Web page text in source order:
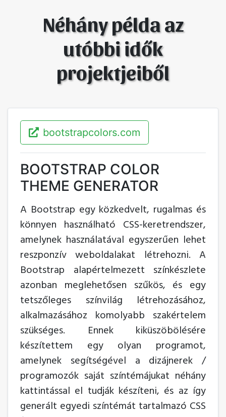
Néhány példa az
utóbbi idők
projektjeiből
bootstrapcolors.com
BOOTSTRAP COLOR
THEME GENERATOR
A Bootstrap egy közkedvelt, rugalmas és
könnyen használható CSS-keretrendszer,
amelynek használatával egyszerűen lehet
reszponzív weboldalakat létrehozni. A
Bootstrap alapértelmezett színkészlete
azonban meglehetősen szűkös, és egy
tetszőleges színvilág létrehozásához,
alkalmazásához komolyabb szakértelem
szükséges. Ennek kiküszöbölésére
készítettem egy olyan programot,
amelynek segítségével a dizájnerek /
programozók saját színtémájukat néhány
kattintással el tudják készíteni, és az így
generált egyedi színtémát tartalmazó CSS